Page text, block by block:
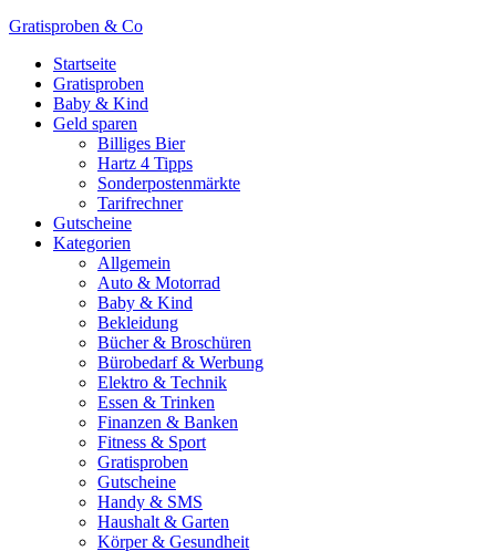
Gratisproben & Co
Startseite
Gratisproben
Baby & Kind
Geld sparen
Billiges Bier
Hartz 4 Tipps
Sonderpostenmärkte
Tarifrechner
Gutscheine
Kategorien
Allgemein
Auto & Motorrad
Baby & Kind
Bekleidung
Bücher & Broschüren
Bürobedarf & Werbung
Elektro & Technik
Essen & Trinken
Finanzen & Banken
Fitness & Sport
Gratisproben
Gutscheine
Handy & SMS
Haushalt & Garten
Körper & Gesundheit